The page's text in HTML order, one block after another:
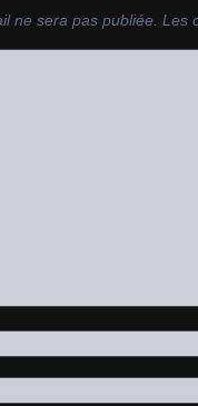
ne sera pas publiée. Les